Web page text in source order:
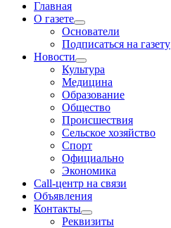
Главная
О газете
Основатели
Подписаться на газету
Новости
Культура
Медицина
Образование
Общество
Происшествия
Сельское хозяйство
Спорт
Официально
Экономика
Call-центр на связи
Объявления
Контакты
Реквизиты